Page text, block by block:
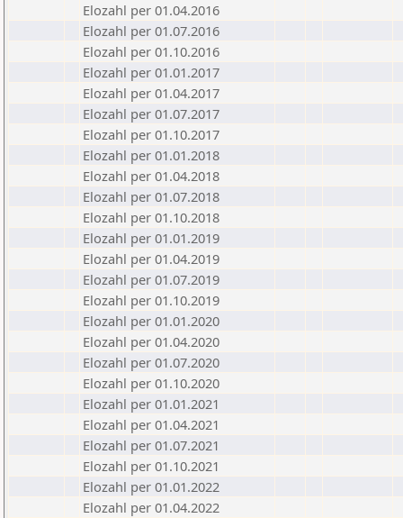
Elozahl per 01.04.2016
Elozahl per 01.07.2016
Elozahl per 01.10.2016
Elozahl per 01.01.2017
Elozahl per 01.04.2017
Elozahl per 01.07.2017
Elozahl per 01.10.2017
Elozahl per 01.01.2018
Elozahl per 01.04.2018
Elozahl per 01.07.2018
Elozahl per 01.10.2018
Elozahl per 01.01.2019
Elozahl per 01.04.2019
Elozahl per 01.07.2019
Elozahl per 01.10.2019
Elozahl per 01.01.2020
Elozahl per 01.04.2020
Elozahl per 01.07.2020
Elozahl per 01.10.2020
Elozahl per 01.01.2021
Elozahl per 01.04.2021
Elozahl per 01.07.2021
Elozahl per 01.10.2021
Elozahl per 01.01.2022
Elozahl per 01.04.2022